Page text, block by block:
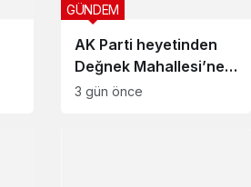
AK Parti heyetinden
Değnek Mahallesi’ne
ziyaret
GÜNDEM
3 gün önce